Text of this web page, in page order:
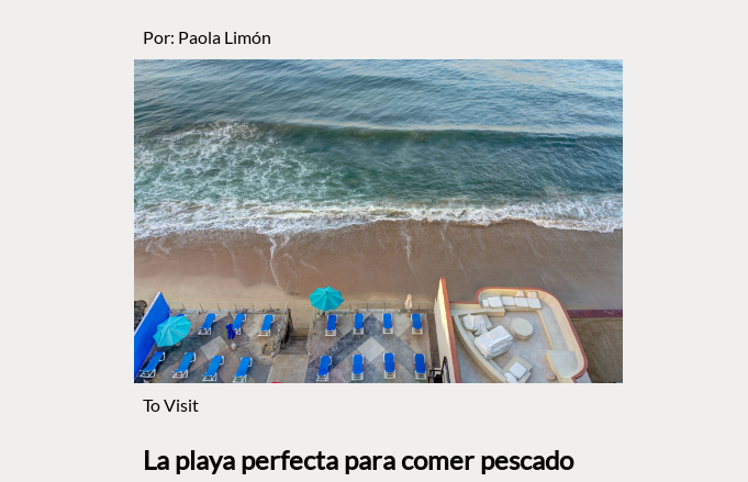
Por: Paola Limón
To Visit
La playa perfecta para comer pescado